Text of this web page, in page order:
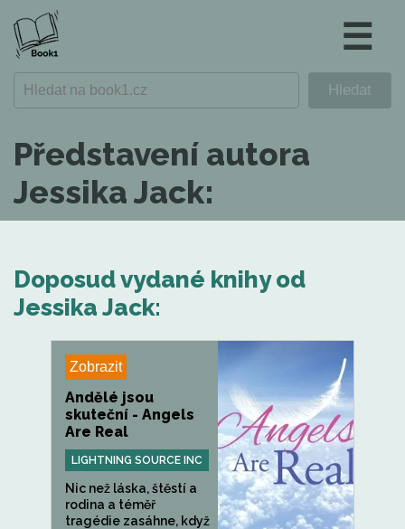
☰
Představení autora
Jessika Jack:
Doposud vydané knihy od
Jessika Jack:
Zobrazit
Andělé jsou
skuteční - Angels
Are Real
LIGHTNING SOURCE INC
Nic než láska, štěstí a
rodina a téměř
tragédie zasáhne, když